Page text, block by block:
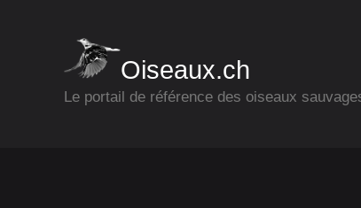
Oiseaux.ch
Le portail de référence des oiseaux